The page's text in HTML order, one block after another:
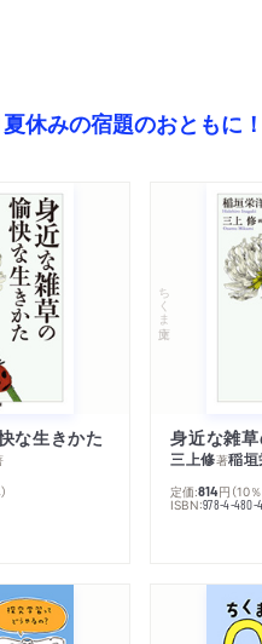
休みの宿題のおともに
な生きかた
ちくま文庫
身近な雑
三上修著稲
定価:814円 （10
ISBN:978-4-480-